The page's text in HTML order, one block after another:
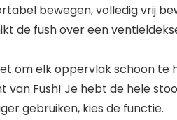
bewegen, volledig vrij
de fush over een
om elk oppervlak schoon te
Fush! Je hebt de hele
gebruiken, kies de functie.